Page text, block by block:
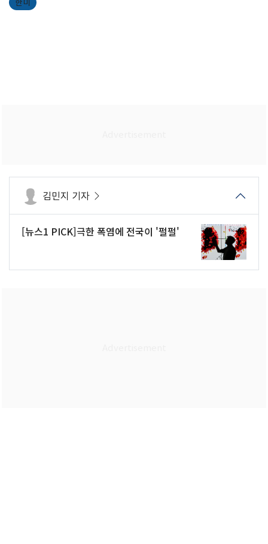
한미
김민지 기자
[뉴스1 PICK]극한 폭염에 전국이 '펄펄'